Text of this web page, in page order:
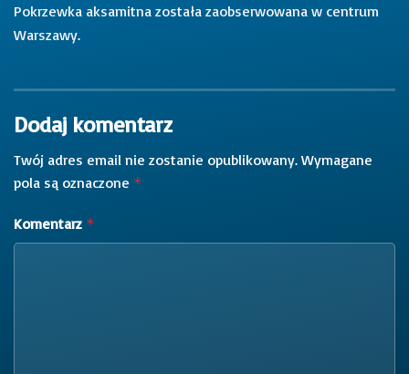
Pokrzewka aksamitna została zaobserwowana w centrum
Warszawy.
Dodaj komentarz
Twój adres email nie zostanie opublikowany. Wymagane
pola są oznaczone *
Komentarz *